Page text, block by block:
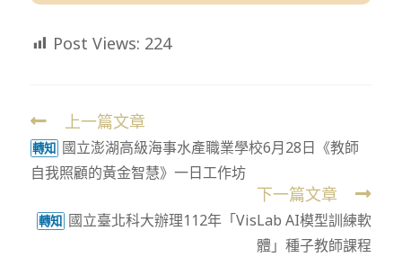
Post Views: 224
Read
more
articles
上一篇文章
轉知 國立澎湖高級海事水產職業學校6月28日《教師
自我照顧的黃金智慧》一日工作坊
下一篇文章
轉知 國立臺北科大辦理112年「VisLab AI模型訓練軟
體」種子教師課程